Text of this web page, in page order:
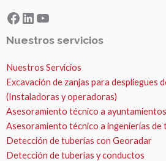
Facebook
LinkedIn
YouTube
Nuestros servicios
Nuestros Servicios
Excavación de zanjas para despliegues
(Instaladoras y operadoras)
Asesoramiento técnico a
Asesoramiento técnico a ingenierías de
Detección de tuberías con Georadar
Detección de tuberías y conductos